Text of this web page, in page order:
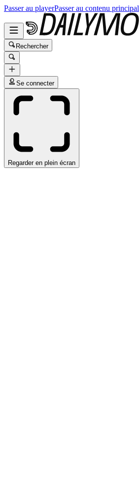
Passer au playerPasser au contenu principal
Rechercher
Se connecter
Regarder en plein écran